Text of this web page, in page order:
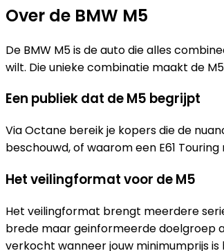
Over de BMW M5
De BMW M5 is de auto die alles
wilt. Die unieke combinatie maakt de
Een publiek dat de M5 begrijpt
Via Octane bereik je kopers die de
beschouwd, of waarom een E61
Het veilingformat voor de M5
Het veilingformat brengt meerdere
brede maar geinformeerde doelgroep
verkocht wanneer jouw minimumprijs is